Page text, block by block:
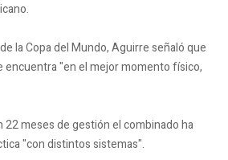
la Copa del Mundo, Aguirre señaló que
encuentra "en el mejor momento físico,
22 meses de gestión el combinado ha
"con distintos sistemas".